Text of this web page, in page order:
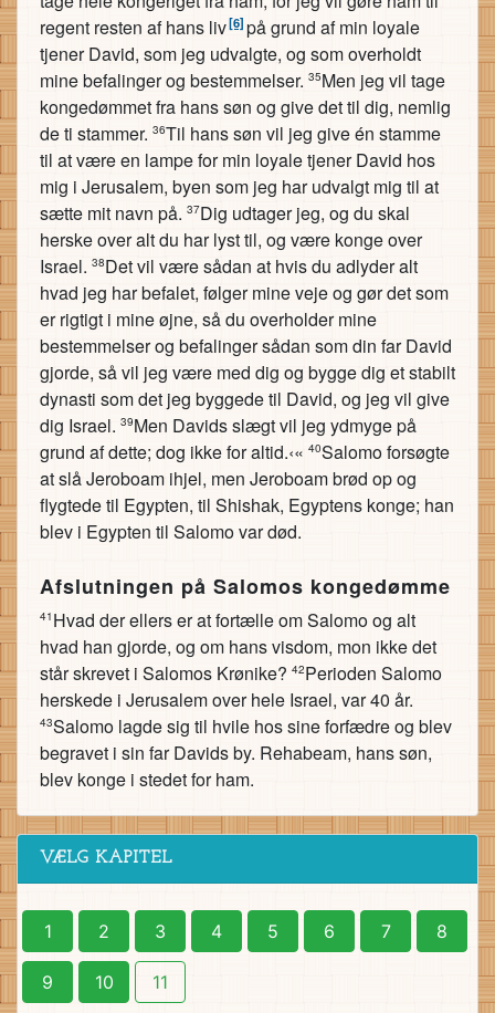
regent resten af hans liv[6]på grund af min loyale
tjener David, som jeg udvalgte, og som overholdt
mine befalinger og bestemmelser. 35Men jeg vil tage
kongedømmet fra hans søn og give det til dig, nemlig
de ti stammer. 36Til hans søn vil jeg give én stamme
til at være en lampe for min loyale tjener David hos
mig i Jerusalem, byen som jeg har udvalgt mig til at
sætte mit navn på. 37Dig udtager jeg, og du skal
herske over alt du har lyst til, og være konge over
Israel. 38Det vil være sådan at hvis du adlyder alt
hvad jeg har befalet, følger mine veje og gør det som
er rigtigt i mine øjne, så du overholder mine
bestemmelser og befalinger sådan som din far David
gjorde, så vil jeg være med dig og bygge dig et stabilt
dynasti som det jeg byggede til David, og jeg vil give
dig Israel. 39Men Davids slægt vil jeg ydmyge på
grund af dette; dog ikke for altid.‹« 40Salomo forsøgte
at slå Jeroboam ihjel, men Jeroboam brød op og
flygtede til Egypten, til Shishak, Egyptens konge; han
blev i Egypten til Salomo var død.
Afslutningen på Salomos kongedømme
41 Hvad der ellers er at fortælle om Salomo og alt
hvad han gjorde, og om hans visdom, mon ikke det
står skrevet i Salomos Krønike? 42Perioden Salomo
herskede i Jerusalem over hele Israel, var 40 år.
43Salomo lagde sig til hvile hos sine forfædre og blev
begravet i sin far Davids by. Rehabeam, hans søn,
blev konge i stedet for ham.
VÆLG KAPITEL
1 2 3 4 5 6 7 8
9 10 11